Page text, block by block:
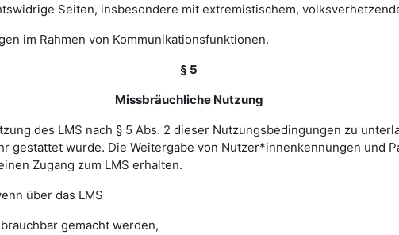
Seiten, insbesondere mit extremistischem,
im Rahmen von Kommunikationsfunktionen.
§ 5
Missbräuchliche Nutzung
des LMS nach § 5 Abs. 2 dieser Nutzungsbedingungen zu
gestattet wurde. Die Weitergabe von Nutzer*innenkennungen und
Zugang zum LMS erhalten.
über das LMS
gemacht werden,